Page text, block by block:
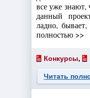
все уже знают,
данный
ладно,
полностью >>
Конкурсы,
Читать